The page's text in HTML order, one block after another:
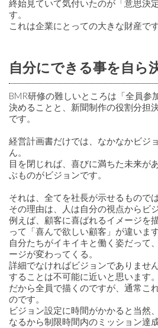
終始見ていて気付いたのが「意思決
す。
これは企業にとっての大きな財産です
自分にできる事を自ら
BMR研修の難しいところは「全員参
決めることと、新聞制作の役割分担
です。
経営計画書だけでは、なかなかビジ
ん。
目を閉じれば、喜びに満ちた未来が
ぶものがビジョンです。
それは、全てを社長が示せるもので
その理由は、人は自分の視点からビ
例えば、顧客に喜ばれるイメージを
って「喜んで欲しい顧客」が違います
自分たちがイキイキと働く姿だって
ージが変わってくる。
詳細でなければビジョンでありませ
することは不可能に近いと思います。
だから全員で描くのですが、通常こ
のです。
ビジョン設定に時間がかかると当然
なるから制限時間内のミッション達